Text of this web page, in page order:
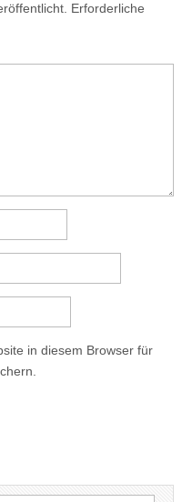
Erforderliche
in diesem Browser für